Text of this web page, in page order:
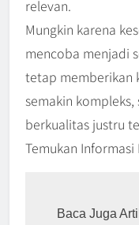
relevan.
Mungkin karena
mencoba menjadi
tetap memberikan
semakin
berkualitas justru
Temukan
Baca Juga